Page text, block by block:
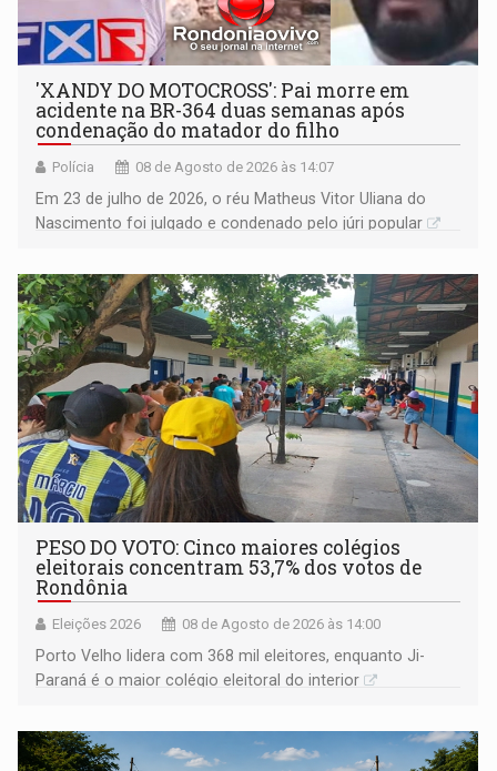
'XANDY DO MOTOCROSS': Pai morre em
acidente na BR-364 duas semanas após
condenação do matador do filho
Polícia 08 de Agosto de 2026 às 14:07
Em 23 de julho de 2026, o réu Matheus Vitor Uliana do
Nascimento foi julgado e condenado pelo júri popular
PESO DO VOTO: Cinco maiores colégios
eleitorais concentram 53,7% dos votos de
Rondônia
Eleições 2026 08 de Agosto de 2026 às 14:00
Porto Velho lidera com 368 mil eleitores, enquanto Ji-
Paraná é o maior colégio eleitoral do interior